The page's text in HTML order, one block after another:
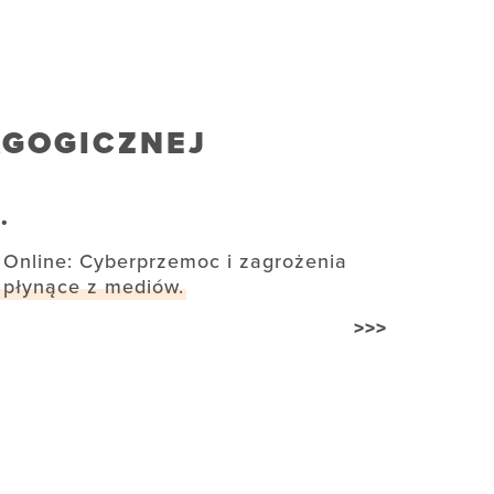
Online: Cyberprzemoc i zagrożenia
płynące z mediów.
>>>